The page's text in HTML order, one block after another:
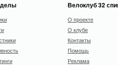
Велоклуб 32
О проекте
О клубе
Контакты
Помощь
Реклама